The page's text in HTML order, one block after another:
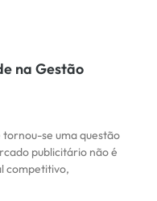
na Gestão
tornou-se uma questão
publicitário não é
competitivo,